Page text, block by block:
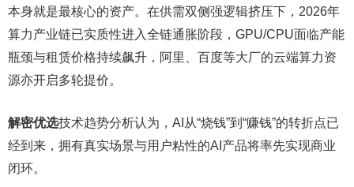
本身就是最核心的资产。在供需双侧强逻辑挤压下，2026年
算力产业链已实质性进入全链通胀阶段，GPU/CPU面临产能
瓶颈与租赁价格持续飙升，阿里、百度等大厂的云端算力资
源亦开启多轮提价。
解密优选技术趋势分析认为，AI从“烧钱”到“赚钱”的转折点已
经到来，拥有真实场景与用户粘性的AI产品将率先实现商业
闭环。